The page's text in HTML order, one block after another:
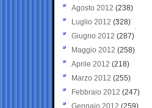
Agosto 2012 (238)
Luglio 2012 (328)
Giugno 2012 (287)
Maggio 2012 (258)
Aprile 2012 (218)
Marzo 2012 (255)
Febbraio 2012 (247)
Gennaio 2012 (259)